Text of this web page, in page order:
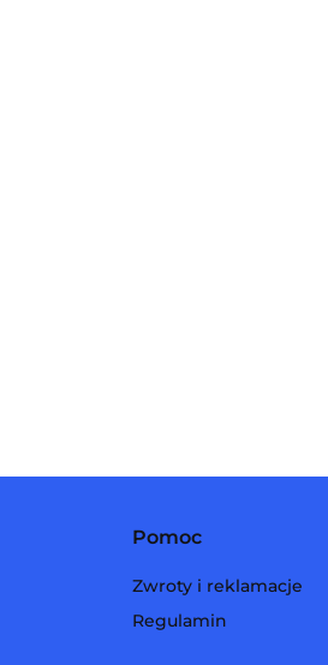
Pomoc
Zwroty i reklamacje
Regulamin